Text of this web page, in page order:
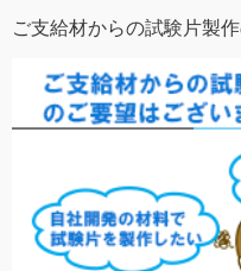
ご支給材からの試験片製